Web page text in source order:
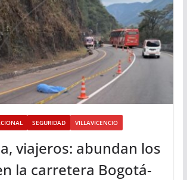
SEGURIDAD VILLAVICENCIO
viajeros: abundan los
la carretera Bogotá-